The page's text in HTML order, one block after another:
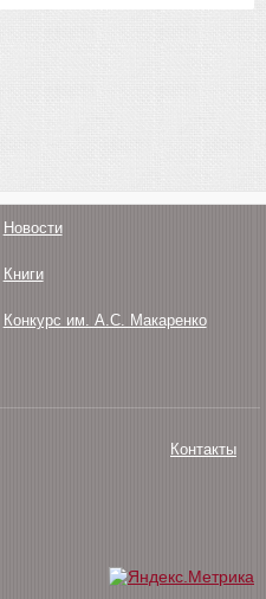
Новости
Книги
Конкурс им. А.С. Макаренко
Контакты